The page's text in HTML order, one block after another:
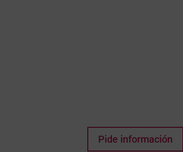
Pide información